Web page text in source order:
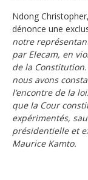
Ndong
dénonce une
notre
par Elecam, en
de la
nous avons
l’encontre de la
que la Cour
expérimentés,
présidentielle et
Maurice Kamto.